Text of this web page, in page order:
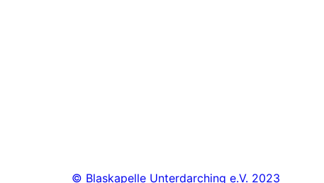
© Blaskapelle Unterdarching e.V. 2023